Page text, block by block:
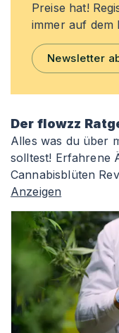
Preise hat!
immer auf dem
Newsletter
Der flowzz
Alles was du über
solltest! Erfahrene
Cannabisblüten
Anzeigen